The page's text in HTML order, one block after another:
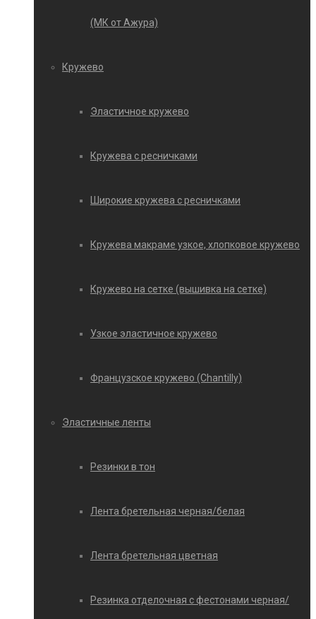
(МК от Ажура)
Кружево
Эластичное кружево
Кружева с ресничками
Широкие кружева с ресничками
Кружева макраме узкое, хлопковое кружево
Кружево на сетке (вышивка на сетке)
Узкое эластичное кружево
Французское кружево (Chantilly)
Эластичные ленты
Резинки в тон
Лента бретельная черная/белая
Лента бретельная цветная
Резинка отделочная с фестонами черная/